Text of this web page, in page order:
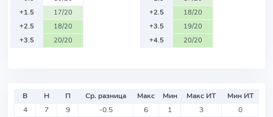
+1.5
17/20
+2.5
18/20
+3.5
20/20
+2.5
18/20
+3.5
19/20
+4.5
20/20
В Н П Ср. разница Макс Мин Макс ИТ
Мин ИТ
4
7 9 -0.5 6 1 3 0